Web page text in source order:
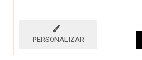
PERSONALIZAR